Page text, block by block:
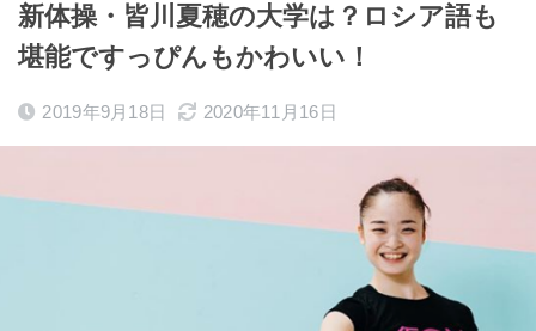
新体操・皆川夏穂の大学は？ロシア語も
堪能ですっぴんもかわいい！
2019年9月18日 2020年11月16日